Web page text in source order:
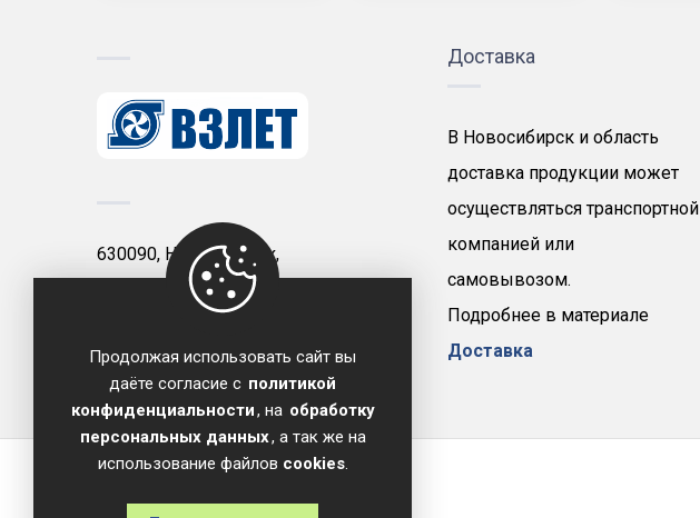
630090, Новосибирск,
проспект Димитрова, д. 7
zakaz@vzlet-novosibirsk.ru
Доставка
В Новосибирск и область
доставка продукции может
осуществляться транспортной
компанией или
самовывозом.
Подробнее в материале
Доставка
Продолжая использовать сайт вы
даёте согласие с политикой
конфиденциальности, на обработку
персональных данных, а так же на
использование файлов cookies.